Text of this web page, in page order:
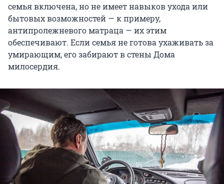
семья включена, но не имеет навыков ухода или
бытовых возможностей — к примеру,
антипролежневого матраца — их этим
обеспечивают. Если семья не готова ухаживать за
умирающим, его забирают в стены Дома
милосердия.